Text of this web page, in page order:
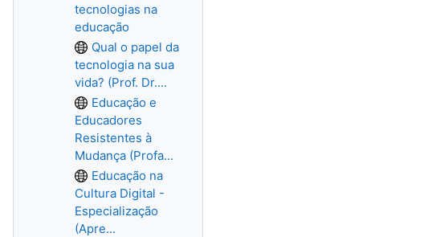
tecnologias na
educação
Qual o papel da
tecnologia na sua
vida? (Prof. Dr....
Educação e
Educadores
Resistentes à
Mudança (Profa...
Educação na
Cultura Digital -
Especialização
(Apre...